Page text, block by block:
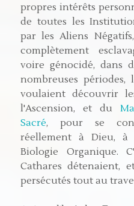
propres intérêts
de toutes les
par les Aliens
complètement
voire génocidé, dans
nombreuses
voulaient découvrir
l'Ascension, et du
Sacré, pour se
réellement à Dieu,
Biologie Organique.
Cathares détenaient,
persécutés tout au